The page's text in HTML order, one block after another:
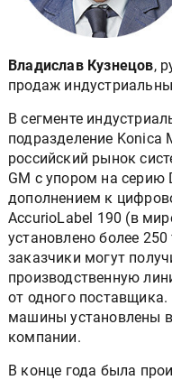
Владислав Кузнецов,
продаж
В сегменте
подразделение Konica
российский рынок
GM с упором на серию
дополнением к
AccurioLabel 190 (в
установлено более
заказчики могут
производственную
от одного
машины установлены
компании.
В конце года была